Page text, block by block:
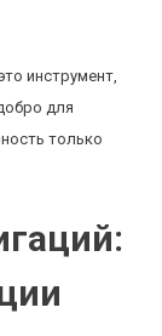
инструмент,
для
только